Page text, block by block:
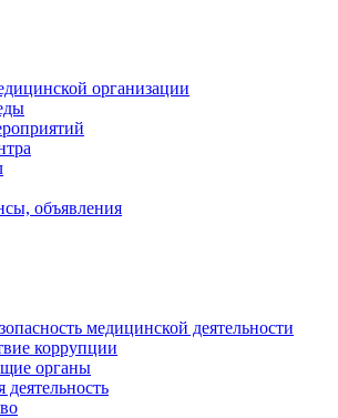
организации
объявления
медицинской деятельности
коррупции
органы